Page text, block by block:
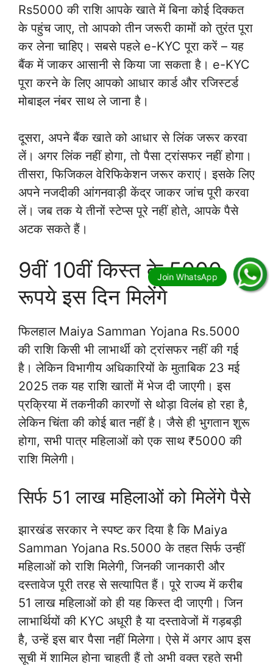
Rs5000 की राशि आपके खाते में बिना कोई दिक्कत
के पहुंच जाए, तो आपको तीन जरूरी कामों को तुरंत पूरा
कर लेना चाहिए। सबसे पहले e-KYC पूरा करें – यह
बैंक में जाकर आसानी से किया जा सकता है। e-KYC
पूरा करने के लिए आपको आधार कार्ड और रजिस्टर्ड
मोबाइल नंबर साथ ले जाना है।
दूसरा, अपने बैंक खाते को आधार से लिंक जरूर करवा
लें। अगर लिंक नहीं होगा, तो पैसा ट्रांसफर नहीं होगा।
तीसरा, फिजिकल वेरिफिकेशन जरूर कराएं। इसके लिए
अपने नजदीकी आंगनवाड़ी केंद्र जाकर जांच पूरी करवा
लें। जब तक ये तीनों स्टेप्स पूरे नहीं होते, आपके पैसे
अटक सकते हैं।
9वीं 10वीं किस्त के 5000
रूपये इस दिन मिलेंगे
फिलहाल Maiya Samman Yojana Rs.5000
की राशि किसी भी लाभार्थी को ट्रांसफर नहीं की गई
है। लेकिन विभागीय अधिकारियों के मुताबिक 23 मई
2025 तक यह राशि खातों में भेज दी जाएगी। इस
प्रक्रिया में तकनीकी कारणों से थोड़ा विलंब हो रहा है,
लेकिन चिंता की कोई बात नहीं है। जैसे ही भुगतान शुरू
होगा, सभी पात्र महिलाओं को एक साथ ₹5000 की
राशि मिलेगी।
सिर्फ 51 लाख महिलाओं को मिलेंगे पैसे
झारखंड सरकार ने स्पष्ट कर दिया है कि Maiya
Samman Yojana Rs.5000 के तहत सिर्फ उन्हीं
महिलाओं को राशि मिलेगी, जिनकी जानकारी और
दस्तावेज पूरी तरह से सत्यापित हैं। पूरे राज्य में करीब
51 लाख महिलाओं को ही यह किस्त दी जाएगी। जिन
लाभार्थियों की KYC अधूरी है या दस्तावेजों में गड़बड़ी
है, उन्हें इस बार पैसा नहीं मिलेगा। ऐसे में अगर आप इस
सूची में शामिल होना चाहती हैं तो अभी वक्त रहते सभी